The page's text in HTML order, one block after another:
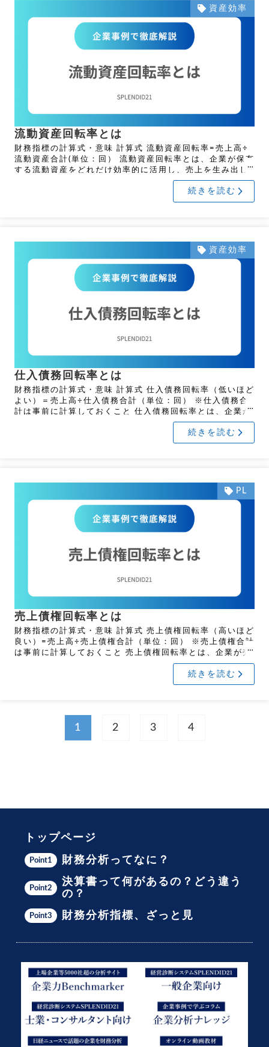
資産効率
流動資産回転率とは
財務指標の計算式・意味 計算式 流動資産回転率=売上高÷
流動資産合計(単位：回） 流動資産回転率とは、企業が保有
する流動資産をどれだけ効率的に活用し、売上を生み出し
ているかを示す財務指標です。この指標が高いほど、流動
続きを読む
資産効率
仕入債務回転率とは
財務指標の計算式・意味 計算式 仕入債務回転率（低いほど
よい）＝売上高÷仕入債務合計（単位：回） ※仕入債務合
計は事前に計算しておくこと 仕入債務回転率とは、企業が
仕入先への支払いをどれだけの頻度で行っているかを示す
続きを読む
PL
売上債権回転率とは
財務指標の計算式・意味 計算式 売上債権回転率（高いほど
良い）=売上高÷売上債権合計（単位：回） ※売上債権合計
は事前に計算しておくこと 売上債権回転率とは、企業が売
上債権（売掛金や受取手形）をどれだけ効率的に回収して
続きを読む
1 2 3 4
トップページ
Point1 財務分析ってなに？
Point2
決算書って何があるの？どう違う
の？
Point3 財務分析指標、ざっと見